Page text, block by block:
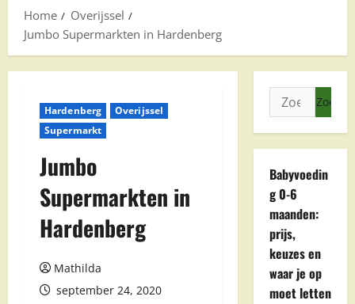
Home
Overijssel
Jumbo Supermarkten in Hardenberg
Hardenberg
Overijssel
Supermarkt
Jumbo
Supermarkten in
Hardenberg
Mathilda
september 24, 2020
Zoeken
naar:
Babyvoedin
g 0-6
maanden:
prijs,
keuzes en
waar je op
moet letten